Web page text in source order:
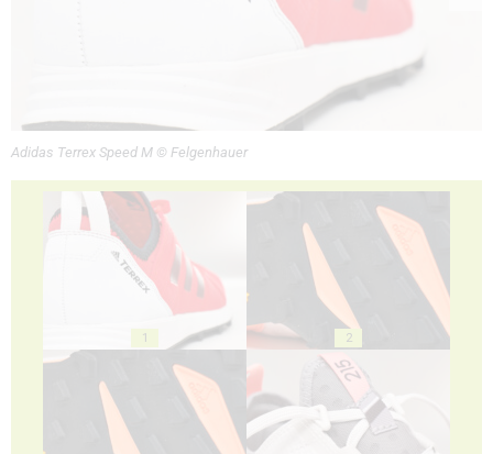
Adidas Terrex Speed M © Felgenhauer
1 2